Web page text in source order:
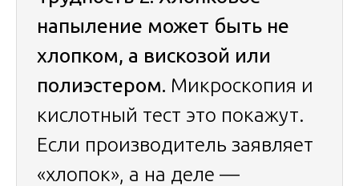
напыление может быть не
хлопком, а вискозой или
полиэстером. Микроскопия и
кислотный тест это покажут.
Если производитель заявляет
«хлопок», а на деле —